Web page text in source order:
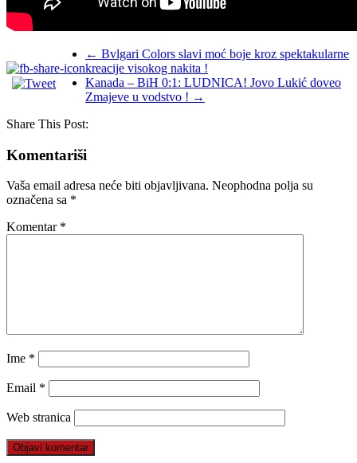
← Bvlgari Colors slavi moć boje kroz spektakularne
kreacije visokog nakita !
Kanada – BiH 0:1: LUDNICA! Jovo Lukić doveo
Zmajeve u vodstvo ! →
Share This Post:
Komentariši
Vaša email adresa neće biti objavljivana. Neophodna polja su
označena sa *
Komentar *
Ime *
Email *
Web stranica